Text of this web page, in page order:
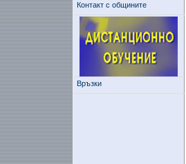
Контакт с общините
Връзки